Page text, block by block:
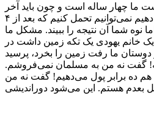
ما چهار ساله است و چون باید آخر
چهار سال نتیجه را نشان دهیم نمی‌توانیم تحمل کنیم که بعد از ۴
نوه شما آن نتیجه را ببیند. مشکل ما
خانم یهودی یک تکه زمین داشت در
ما رفت زمین را بخرد، پرسید
گفت نه من به مسلمان نمی‌فروشم.
هم ده برابر پول می‌دهیم! گفت نه من